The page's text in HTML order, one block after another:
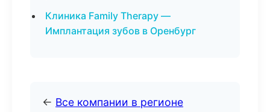
Клиника Family Therapy —
Имплантация зубов в Оренбург
← Все компании в регионе